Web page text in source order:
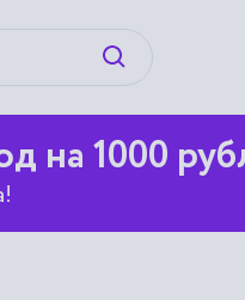
Искать
на 1000